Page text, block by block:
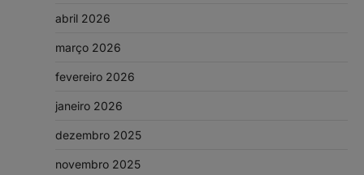
abril 2026
março 2026
fevereiro 2026
janeiro 2026
dezembro 2025
novembro 2025